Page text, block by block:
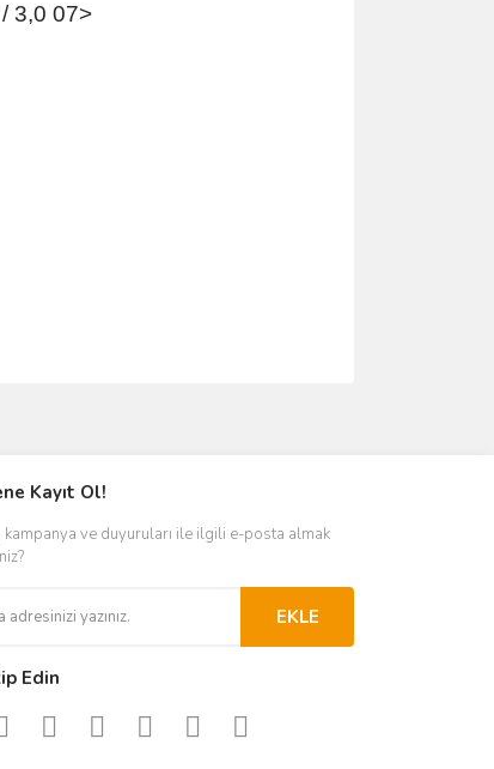
3,0 07>
Kayıt Ol!
kampanya ve duyuruları ile ilgili e-posta almak
EKLE
Edin